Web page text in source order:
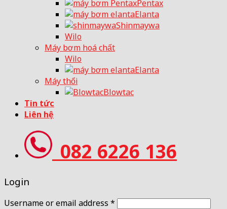
Pentax
Elanta
Shinmaywa
Wilo
Máy bơm hoá chất
Wilo
Elanta
Máy thổi
Blowtac
Tin tức
Liên hệ
082 6226 136
Login
Username or email address *